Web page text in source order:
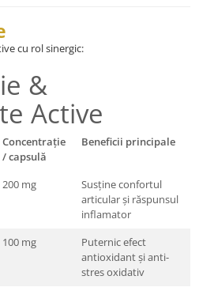
cu rol sinergic:
&
Active
Concentrație
/ capsulă
Beneficii principale
200 mg
Susține confortul
articular și răspunsul
inflamator
100 mg
Puternic efect
antioxidant și anti-
stres oxidativ